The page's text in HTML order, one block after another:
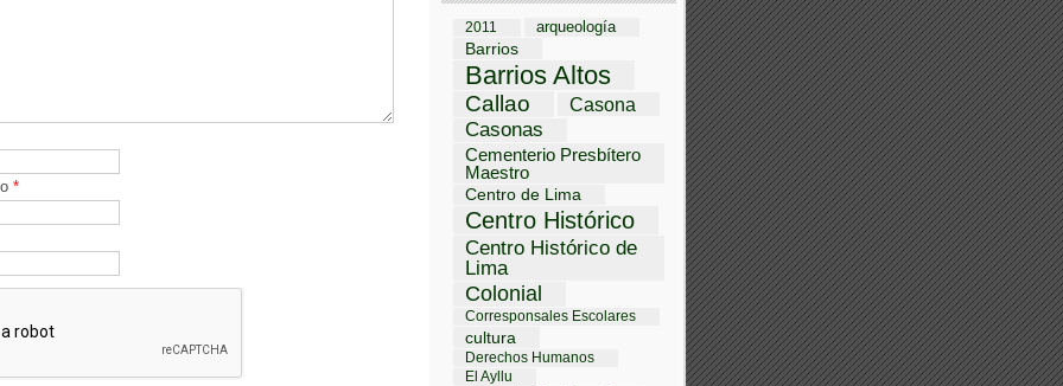
*
2011 arqueología
Barrios
Barrios Altos
Callao Casona
Casonas
Cementerio Presbítero
Maestro
Centro de Lima
Centro Histórico
Centro Histórico de
Lima
Colonial
Corresponsales Escolares
cultura
Derechos Humanos
El Ayllu